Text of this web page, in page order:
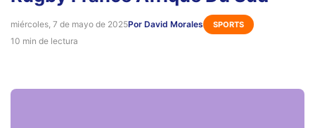
miércoles, 7 de mayo de 2025Por David Morales SPORTS
10 min de lectura